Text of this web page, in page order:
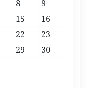
8
9
15
16
22
23
29
30